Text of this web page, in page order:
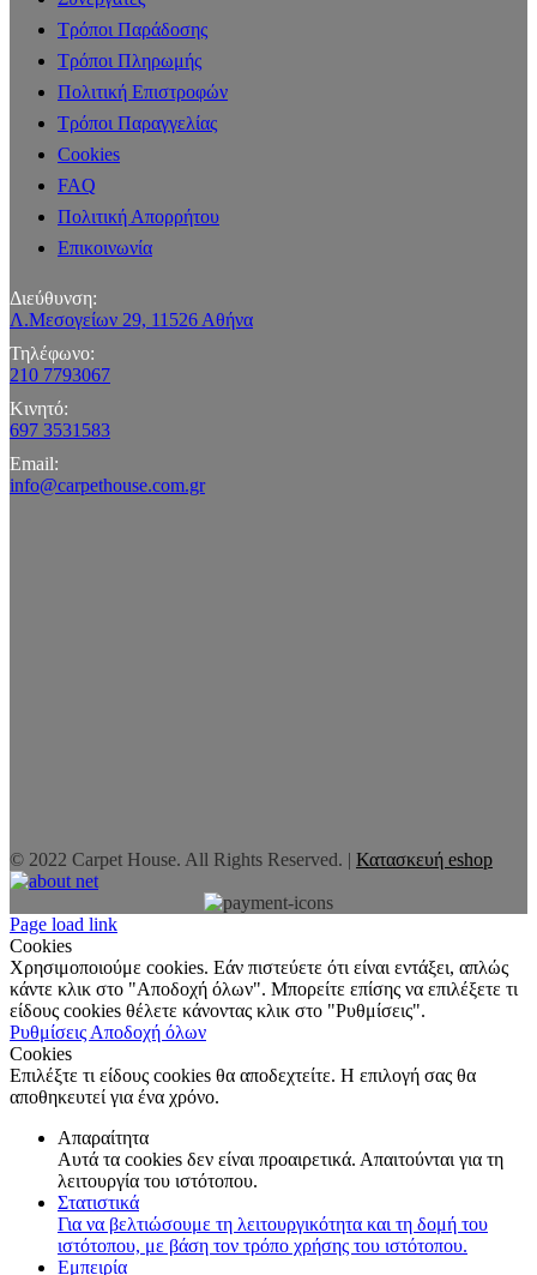
Τρόποι Παράδοσης
Τρόποι Πληρωμής
Πολιτική Επιστροφών
Τρόποι Παραγγελίας
Cookies
FAQ
Πολιτική Απορρήτου
Επικοινωνία
Διεύθυνση:
Λ.Μεσογείων 29, 11526 Αθήνα
Τηλέφωνο:
210 7793067
Κινητό:
697 3531583
Email:
info@carpethouse.com.gr
© 2022 Carpet House. All Rights Reserved. | Κατασκευή eshop
Page load link
Cookies
Χρησιμοποιούμε cookies. Εάν πιστεύετε ότι είναι εντάξει, απλώς
κάντε κλικ στο "Αποδοχή όλων". Μπορείτε επίσης να επιλέξετε τι
είδους cookies θέλετε κάνοντας κλικ στο "Ρυθμίσεις".
Ρυθμίσεις Αποδοχή όλων
Cookies
Επιλέξτε τι είδους cookies θα αποδεχτείτε. Η επιλογή σας θα
αποθηκευτεί για ένα χρόνο.
Απαραίτητα
Αυτά τα cookies δεν είναι προαιρετικά. Απαιτούνται για τη
λειτουργία του ιστότοπου.
Στατιστικά
Για να βελτιώσουμε τη λειτουργικότητα και τη δομή του
ιστότοπου, με βάση τον τρόπο χρήσης του ιστότοπου.
Εμπειρία